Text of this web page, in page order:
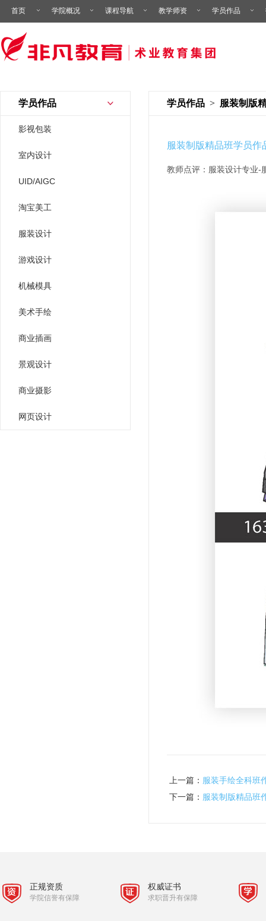
首页 学院概况 课程导航 教学师资 学员作品
学员作品
影视包装
室内设计
UID/AIGC
淘宝美工
服装设计
游戏设计
机械模具
美术手绘
商业插画
景观设计
商业摄影
网页设计
学员作品 > 服装制版
服装制版精品班学员作
教师点评：服装设计专业-
上一篇： 服装手绘全科班
下一篇： 服装制版精品班
正规资质
学院信誉有保障
权威证书
求职晋升有保障